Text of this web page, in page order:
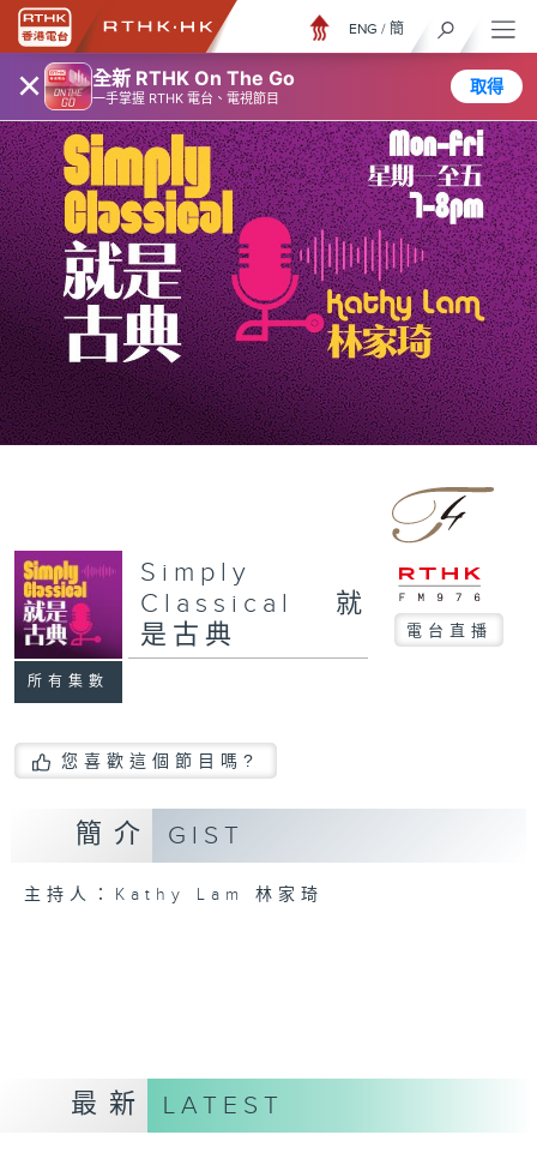
× 全新 RTHK On The Go
一手掌握 RTHK 電台、電視節目
取得
ENG / 簡
所有集數
Simply
Classical 就
是古典
電台直播
您喜歡這個節目嗎?
簡介 GIST
主持人：Kathy Lam 林家琦
最新 LATEST